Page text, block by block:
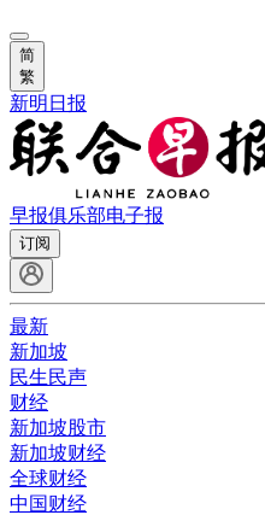
简
繁
新明日报
早报俱乐部电子报
订阅
最新
新加坡
民生民声
财经
新加坡股市
新加坡财经
全球财经
中国财经